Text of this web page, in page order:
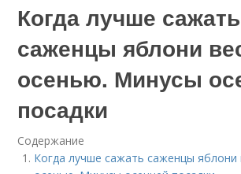
Когда лучше сажать
саженцы яблони
осенью. Минусы
посадки
Содержание
Когда лучше сажать саженцы яблони